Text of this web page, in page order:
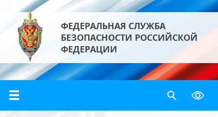
ФЕДЕРАЛЬНАЯ СЛУЖБА
БЕЗОПАСНОСТИ РОССИЙСКОЙ
ФЕДЕРАЦИИ